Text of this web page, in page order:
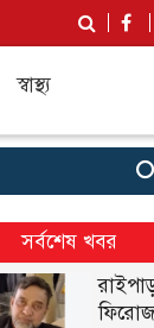
স্বাস্থ্য
সর্বশেষ খবর